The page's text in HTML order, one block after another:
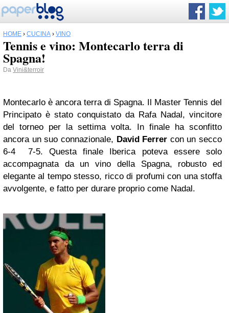
HOME › CUCINA › VINO
Tennis e vino: Montecarlo terra di
Spagna!
Da Vini&terroir
Montecarlo è ancora terra di Spagna. Il Master Tennis del
Principato è stato conquistato da Rafa Nadal, vincitore
del torneo per la settima volta. In finale ha sconfitto
ancora un suo connazionale, David Ferrer con un secco
6-4 7-5. Questa finale Iberica poteva essere solo
accompagnata da un vino della Spagna, robusto ed
elegante al tempo stesso, ricco di profumi con una stoffa
avvolgente, e fatto per durare proprio come Nadal.